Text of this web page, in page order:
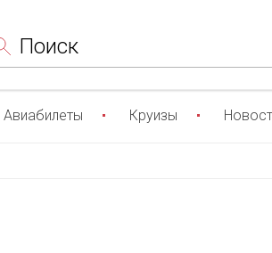
Поиск
Авиабилеты Круизы